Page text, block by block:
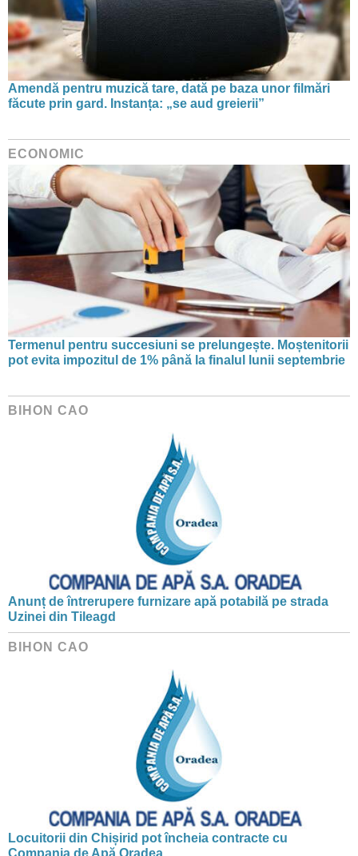
Amendă pentru muzică tare, dată pe baza unor filmări
făcute prin gard. Instanța: „se aud greierii”
ECONOMIC
Termenul pentru succesiuni se prelungește. Moștenitorii
pot evita impozitul de 1% până la finalul lunii septembrie
BIHON CAO
Anunț de întrerupere furnizare apă potabilă pe strada
Uzinei din Tileagd
BIHON CAO
Locuitorii din Chișirid pot încheia contracte cu